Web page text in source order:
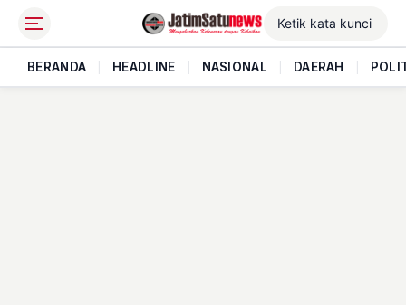
BERANDA HEADLINE NASIONAL DAERAH